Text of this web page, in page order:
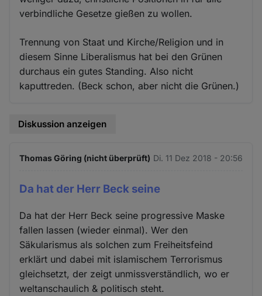
verbindliche Gesetze gießen zu wollen.
Trennung von Staat und Kirche/Religion und in
diesem Sinne Liberalismus hat bei den Grünen
durchaus ein gutes Standing. Also nicht
kaputtreden. (Beck schon, aber nicht die Grünen.)
Diskussion anzeigen
Thomas Göring (nicht überprüft) Di. 11 Dez 2018 - 20:56
Da hat der Herr Beck seine
Da hat der Herr Beck seine progressive Maske
fallen lassen (wieder einmal). Wer den
Säkularismus als solchen zum Freiheitsfeind
erklärt und dabei mit islamischem Terrorismus
gleichsetzt, der zeigt unmissverständlich, wo er
weltanschaulich & politisch steht.